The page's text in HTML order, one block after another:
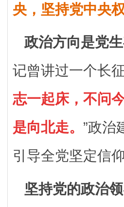
央，坚持党中央
政治方向是党
记曾讲过一个长
志一起床，不问
是向北走。 ”政治
引导全党坚定信
坚持党的政治